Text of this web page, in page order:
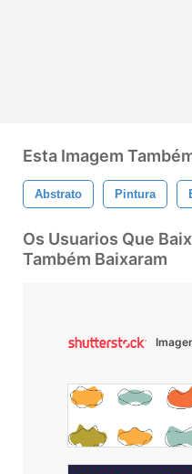
Esta Imagem
Abstrato Pintura
Os Usuarios Que
Também Baixaram